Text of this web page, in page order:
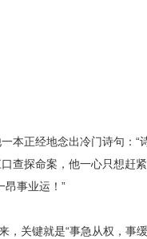
本正经地念出冷门诗句： “
查探命案，他一心只想赶
昂事业运！”
，关键就是“事急从权，事